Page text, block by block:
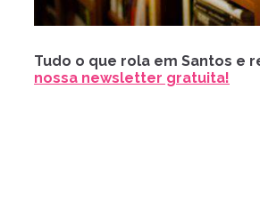
Tudo o que rola em Santos e
nossa newsletter gratuita!